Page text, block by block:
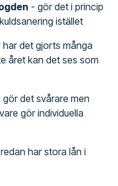
- gör det i princip
istället
har det gjorts många
året kan det ses som
gör det svårare men
gör individuella
har stora lån i